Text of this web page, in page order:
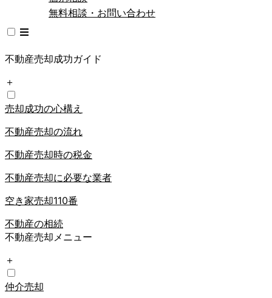
無料相談・お問い合わせ
不動産売却成功ガイド
＋
売却成功の心構え
不動産売却の流れ
不動産売却時の税金
不動産売却に必要な業者
空き家売却110番
不動産の相続
不動産売却メニュー
＋
仲介売却